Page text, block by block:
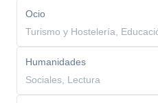
Ocio
Turismo y Hostelería,
Humanidades
Sociales, Lectura